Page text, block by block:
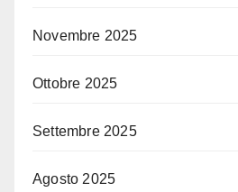
Novembre 2025
Ottobre 2025
Settembre 2025
Agosto 2025